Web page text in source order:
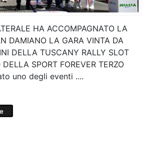
HA ACCOMPAGNATO LA
DAMIANO LA GARA VINTA DA
DELLA TUSCANY RALLY SLOT
SPORT FOREVER TERZO
uno degli eventi ....